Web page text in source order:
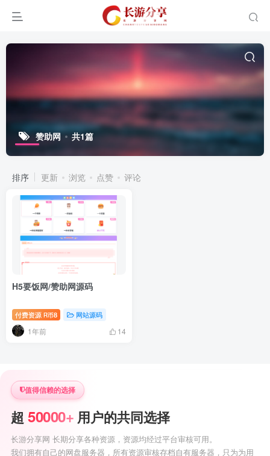
赞助网 共1篇
排序 更新 浏览 点赞 评论
H5要饭网/赞助网源码
付费资源 R币8 网站源码
1年前 14
值得信赖的选择
超50000+ 用户的共同选择
长游分享网 长期分享各种资源，资源均经过平台审核可用。
我们拥有自己的网盘服务器，所有资源审核存档自有服务器，只为为用